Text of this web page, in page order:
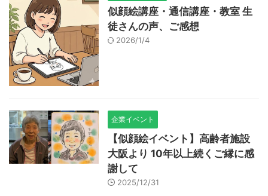
似顔絵講座・通信講座・教室 生
徒さんの声、ご感想
2026/1/4
企業イベント
【似顔絵イベント】高齢者施設
大阪より 10年以上続くご縁に感
謝して
2025/12/31